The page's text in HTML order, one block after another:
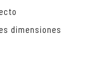
dimensiones